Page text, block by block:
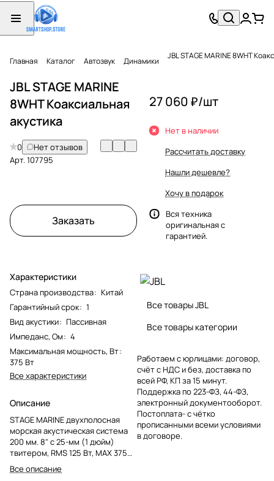
Главная Каталог Автозвук Динамики JBL STAGE MARINE 8WHT
JBL STAGE MARINE
8WHT Коаксиальная
акустика
0
Нет отзывов
Арт.107795
Заказать
Характеристики
Страна производства: Китай
Гарантийный срок: 1
Вид акустики: Пассивная
Импеданс, Ом: 4
Максимальная мощность, Вт:
375 Вт
Все характеристики
Описание
STAGE MARINE двухполосная
морская акустическая система
200 мм. 8" с 25-мм (1 дюйм)
твитером, RMS 125 Вт, MAX 375
Вт, Частотный диапазон 50-
20000 Гц, Сопротивление 4 Ом,
Все описание
27 060 ₽/шт
Нет в наличии
Рассчитать доставку
Нашли дешевле?
Хочу в подарок
Вся техника
оригинальная с
гарантией.
Все товары JBL
Все товары категории
Работаем с юрлицами: договор,
счёт с НДС и без, доставка по
всей РФ, КП за 15 минут.
Поддержка по 223-ФЗ, 44-ФЗ,
электронный документооборот.
Постоплата- с чётко
прописанными всеми условиями
в договоре.